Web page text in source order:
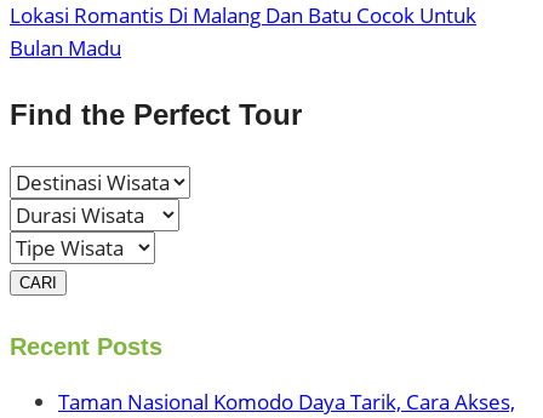
Lokasi Romantis Di Malang Dan Batu Cocok Untuk
Bulan Madu
Find the Perfect Tour
CARI
Recent Posts
Taman Nasional Komodo Daya Tarik, Cara Akses,